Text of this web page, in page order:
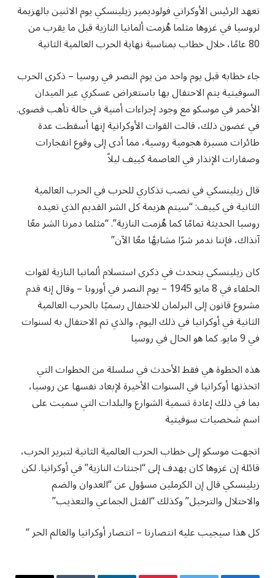
تعهد الرئيس الأوكراني فولوديمير زيلينسكي يوم الاثنين بالهزيمة
لروسيا في غزوها مثلما هُزمت ألمانيا النازية قبل ما يقرب من
80 عامًا، خلال خطاب بمناسبة نهاية الحرب العالمية الثانية
جاء خطابه قبل يوم واحد من يوم النصر في روسيا – ذكرى الحرب
السوفيتية يتم الاحتفال بها باستعراض عسكري عبر الميدان
الأحمر في موسكو مع وجود إجراءات أمنية في حالة تأهب قصوى.
في غضون ذلك، قالت القوات الأوكرانية إنها أسقطت عدة
طائرات مسيرة هجومية روسية، مما أدى إلى وقوع انفجارات
وصفارات الإنذار في العاصمة كييف ليلاً
قال زيلينسكي في نصب تذكاري للحرب في الحرب العالمية
الثانية في كييف: “سيتم هزيمة كل الشر القديم الذي تعيده
روسيا الحديثة تمامًا كما هُزمت النازية”. “مثلما دمرنا الشر معًا
آنذاك، فإننا ندمر شرًا مشابهًا معًا الآن”
كان زيلينسكي يتحدث في ذكرى استسلام ألمانيا النازية لقوات
الحلفاء في 8 مايو 1945 – يوم النصر في أوروبا – وقال إنه قدم
مشروع قانون إلى البرلمان للاحتفال رسميًا بالحرب العالمية
الثانية في أوكرانيا في ذلك اليوم، والذي تم الاحتفال به لسنوات
في 9 مايو. كما هو الحال في روسيا
هذه الخطوة هي فقط الأحدث في سلسلة من الخطوات التي
اتخذتها أوكرانيا في السنوات الأخيرة لإبعاد نفسها عن روسيا،
بما في ذلك إعادة تسمية الشوارع والبلدات التي سميت على
اسم شخصيات سوفيتية
اتجهت موسكو إلى خطاب الحرب العالمية الثانية لتبرير الحرب،
قائلة إن غزوها كان يهدف إلى “اجتثاث النازية” في أوكرانيا. لكن
زيلينسكي قال إن الكرملين مسؤول عن “العدوان والضم
والاحتلال والترحيل” وكذلك “القتل الجماعي والتعذيب”
كل هذا سيجيب عليه انتصارنا – انتصار أوكرانيا والعالم الحر “